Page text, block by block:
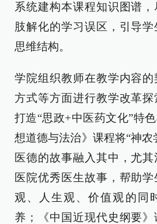
系统建构本课程知识图谱，
肢解化的学习误区，引导
思维结构。
学院组织教师在教学内容
方式等方面进行教学改革
打造“思政+中医药文化”特
想道德与法治》课程将“神农
医德的故事融入其中，尤
医院优秀医生故事，帮助
观、人生观、价值观的同
养；《中国近现代史纲要